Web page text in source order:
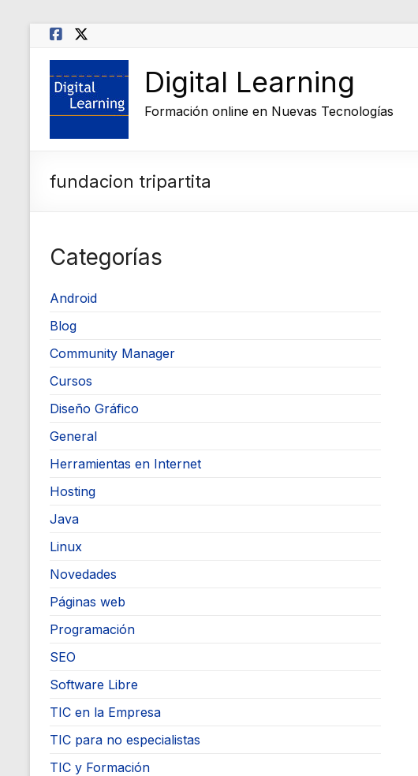
Saltar
contenido
Digital Learning
Formación online en Nuevas Tecnologías
fundacion tripartita
Categorías
Android
Blog
Community Manager
Cursos
Diseño Gráfico
General
Herramientas en Internet
Hosting
Java
Linux
Novedades
Páginas web
Programación
SEO
Software Libre
TIC en la Empresa
TIC para no especialistas
TIC y Formación